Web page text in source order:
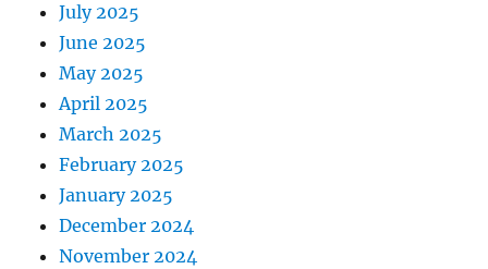
July 2025
June 2025
May 2025
April 2025
March 2025
February 2025
January 2025
December 2024
November 2024